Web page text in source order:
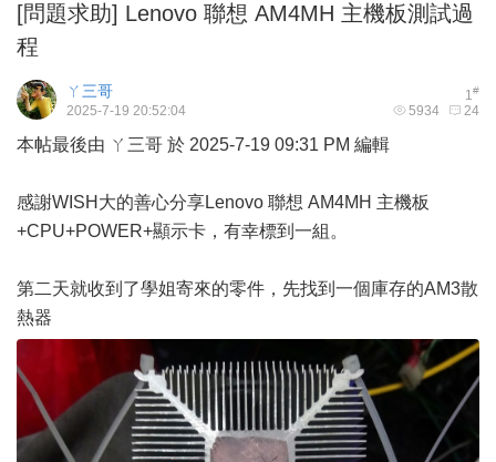
[問題求助] Lenovo 聯想 AM4MH 主機板測試過
程
1#
ㄚ三哥
5934 24
2025-7-19 20:52:04
本帖最後由 ㄚ三哥 於 2025-7-19 09:31 PM 編輯
感謝WISH大的善心分享Lenovo 聯想 AM4MH 主機板
+CPU+POWER+顯示卡，有幸標到一組。
第二天就收到了學姐寄來的零件，先找到一個庫存的AM3散
熱器